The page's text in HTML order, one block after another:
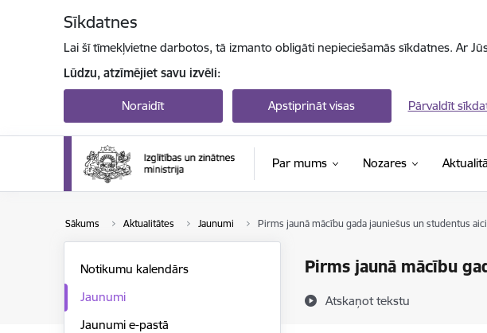
Sīkdatnes
Lai šī tīmekļvietne darbotos, tā izmanto obligāti nepieciešamās sīkdatnes. Ar
Lūdzu, atzīmējiet savu izvēli:
Noraidīt Apstiprināt visas Pārvaldīt
Par mums Nozares
Sākums Aktualitātes Jaunumi Pirms jaunā mācību gada jauniešus un studentus
Pirms jaunā mācību
Atskaņot tekstu
Notikumu kalendārs
Jaunumi
Jaunumi e-pastā